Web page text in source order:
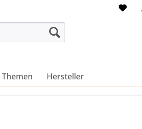
Themen Hersteller